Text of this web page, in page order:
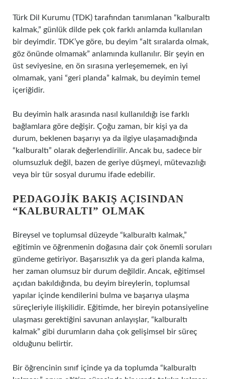
Türk Dil Kurumu (TDK) tarafından tanımlanan “kalburaltı
kalmak,” günlük dilde pek çok farklı anlamda kullanılan
bir deyimdir. TDK’ye göre, bu deyim “alt sıralarda olmak,
göz önünde olmamak” anlamında kullanılır. Bir şeyin en
üst seviyesine, en ön sırasına yerleşememek, en iyi
olmamak, yani “geri planda” kalmak, bu deyimin temel
içeriğidir.
Bu deyimin halk arasında nasıl kullanıldığı ise farklı
bağlamlara göre değişir. Çoğu zaman, bir kişi ya da
durum, beklenen başarıyı ya da ilgiye ulaşamadığında
“kalburaltı” olarak değerlendirilir. Ancak bu, sadece bir
olumsuzluk değil, bazen de geriye düşmeyi, mütevazılığı
veya bir tür sosyal durumu ifade edebilir.
PEDAGOJIK BAKIŞ AÇISINDAN
“KALBURALTI” OLMAK
Bireysel ve toplumsal düzeyde “kalburaltı kalmak,”
eğitimin ve öğrenmenin doğasına dair çok önemli soruları
gündeme getiriyor. Başarısızlık ya da geri planda kalma,
her zaman olumsuz bir durum değildir. Ancak, eğitimsel
açıdan bakıldığında, bu deyim bireylerin, toplumsal
yapılar içinde kendilerini bulma ve başarıya ulaşma
süreçleriyle ilişkilidir. Eğitimde, her bireyin potansiyeline
ulaşması gerektiğini savunan anlayışlar, “kalburaltı
kalmak” gibi durumların daha çok gelişimsel bir süreç
olduğunu belirtir.
Bir öğrencinin sınıf içinde ya da toplumda “kalburaltı